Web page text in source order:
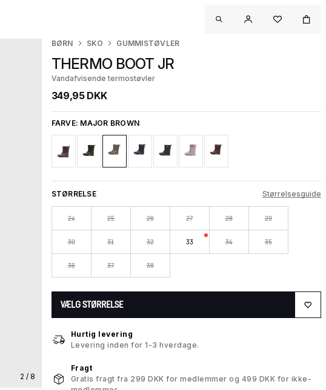
2 / 8
BØRN SKO GUMMISTØVLER
THERMO BOOT JR
Vandafvisende termostøvler
349,95 DKK
FARVE: MAJOR BROWN
STØRRELSE Størrelsesguide
24 25 26 27 28 29
30 31 32 33 34 35
36 37 38
VÆLG STØRRELSE
Hurtig levering
Levering inden for 1-3 hverdage.
Fragt
Gratis fragt fra 299 DKK for medlemmer og 499 DKK for ikke-